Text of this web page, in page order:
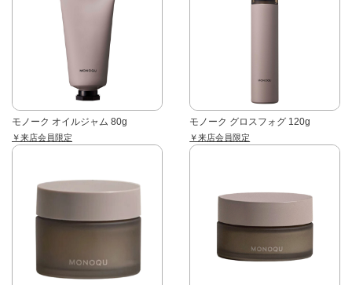
モノーク オイルジャム 80g
￥来店会員限定
モノーク グロスフォグ 120g
￥来店会員限定